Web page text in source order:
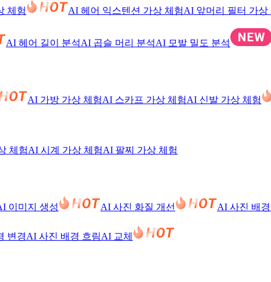
체험 AI 헤어 익스텐션 가상 체험AI 앞머리 필터 가상
AI 헤어 길이 분석AI 곱슬 머리 분석AI 모발 밀도 분석
AI 가방 가상 체험AI 스카프 가상 체험AI 신발 가상 체험
체험AI 시계 가상 체험AI 팔찌 가상 체험
이미지 생성 AI 사진 화질 개선 AI 사진 배경
변경AI 사진 배경 흐림AI 교체